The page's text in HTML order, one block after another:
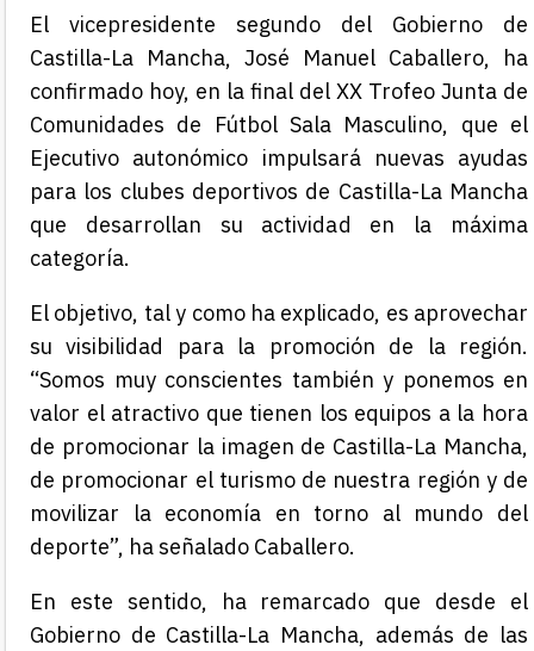
El vicepresidente segundo del Gobierno de
Castilla-La Mancha, José Manuel Caballero, ha
confirmado hoy, en la final del XX Trofeo Junta de
Comunidades de Fútbol Sala Masculino, que el
Ejecutivo autonómico impulsará nuevas ayudas
para los clubes deportivos de Castilla-La Mancha
que desarrollan su actividad en la máxima
categoría.
El objetivo, tal y como ha explicado, es aprovechar
su visibilidad para la promoción de la región.
“Somos muy conscientes también y ponemos en
valor el atractivo que tienen los equipos a la hora
de promocionar la imagen de Castilla-La Mancha,
de promocionar el turismo de nuestra región y de
movilizar la economía en torno al mundo del
deporte”, ha señalado Caballero.
En este sentido, ha remarcado que desde el
Gobierno de Castilla-La Mancha, además de las